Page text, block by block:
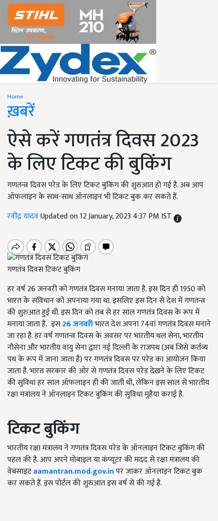
Home
ख़बरें
ऐसे करें गणतंत्र दिवस 2023
के लिए टिकट की बुकिंग
गणतन्त्र दिवस परेड के लिए टिकट बुकिंग की शुरुआत हो गई है. अब आप
ऑफलाइन के साथ-साथ ऑनलाइन भी टिकट बुक कर सकते हैं.
रवींद्र यादवUpdated on 12 January, 2023 4:37 PM IST
गणतंत्र दिवस टिकट बुकिंग
हर वर्ष 26 जनवरी को गणतंत्र दिवस मनाया जाता है. इस दिन ही 1950 को
भारत के संविधान को अपनाया गया था. इसलिए इस दिन से देश में गणतन्त्र
की शुरुआत हुई थी. इस दिन को तब से हर साल गणतंत्र दिवस के रूप में
मनाया जाता है. इस26 जनवरीभारत देश अपना 74वां गणतंत्र दिवस मनाने
जा रहा है. हर वर्ष गणतन्त्र दिवस के अवसर पर भारतीय थल सेना, भारतीय
नौसेना और भारतीय वायु सेना द्वारा नई दिल्ली के राजपथ (अब जिसे कर्तव्य
पथ के रूप में जाना जाता है) पर गणतंत्र दिवस पर परेड का आयोजन किया
जाता है. भारत सरकार की ओर से गणतंत्र दिवस परेड देखने के लिए टिकट
की सुविधा हर साल ऑफलाइन ही की जाती थी, लेकिन इस साल से भारतीय
रक्षा मत्रांलय ने ऑनलाइन टिकट बुकिंग की सुविधा मुहैया कराई है.
टिकट बुकिंग
भारतीय रक्षा मंत्रालय ने गणतंत्र दिवस परेड के ऑनलाइन टिकट बुकिंग की
पहल की है. आप अपने मोबाइल या कंप्यूटर की मदद से रक्षा मंत्रालय की
वेबसाइटaamantran.mod.gov.inपर जाकर ऑनलाइन टिकट बुक
कर सकते हैं. इस पोर्टल की शुरुआत इस वर्ष से की गई है.